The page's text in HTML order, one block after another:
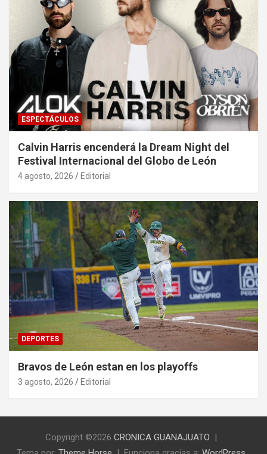
ESPECTÁCULOS
Calvin Harris encenderá la Dream Night del
Festival Internacional del Globo de León
4 agosto, 2026 Editorial
DEPORTES
Bravos de León estan en los playoffs
3 agosto, 2026 Editorial
Copyright ©2026 CRONICA GUANAJUATO